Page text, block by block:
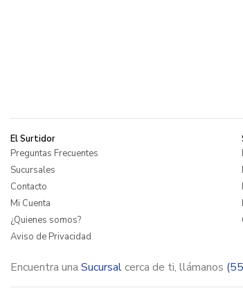
El Surtidor
Preguntas Frecuentes
Sucursales
Contacto
Mi Cuenta
¿Quienes somos?
Aviso de Privacidad
Encuentra una Sucursalcerca de ti, llámanos